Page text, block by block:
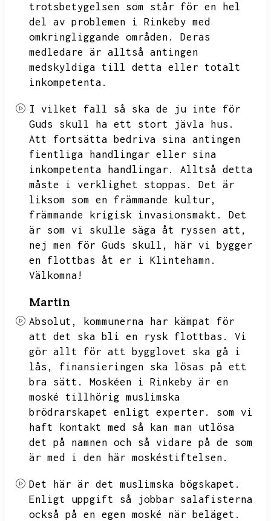
trotsbetygelsen som står för en hel
del av problemen i Rinkeby med
omkringliggande områden.
Deras
medledare är alltså antingen
medskyldiga till detta eller totalt
inkompetenta.
I vilket fall så ska de ju inte för
Guds skull ha ett stort jävla hus.
Att fortsätta bedriva sina antingen
fientliga handlingar eller sina
inkompetenta handlingar.
Alltså detta
måste i verklighet stoppas.
Det är
liksom som en främmande kultur,
främmande krigisk invasionsmakt.
Det
är som vi skulle säga åt ryssen att,
nej men för Guds skull,
här vi bygger
en flottbas åt er i Klintehamn.
Välkomna!
Martin
Absolut,
kommunerna har kämpat för
att det ska bli en rysk flottbas.
Vi
gör allt för att bygglovet ska gå i
lås,
finansieringen ska lösas på ett
bra sätt.
Moskéen i Rinkeby är en
moské tillhörig muslimska
brödrarskapet enligt experter.
som vi
haft kontakt med så kan man utlösa
det på namnen och så vidare på de som
är med i den här moskéstiftelsen.
Det här är det muslimska bögskapet.
Enligt uppgift så jobbar salafisterna
också på en egen moské när beläget.